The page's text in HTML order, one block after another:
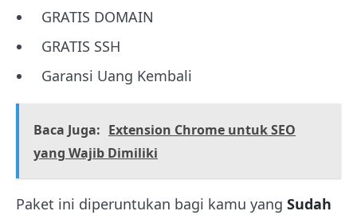
GRATIS DOMAIN
GRATIS SSH
Garansi Uang Kembali
Baca Juga: Extension Chrome untuk SEO
yang Wajib Dimiliki
Paket ini diperuntukan bagi kamu yang Sudah